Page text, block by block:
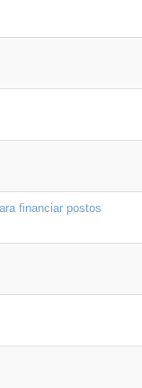
financiar postos